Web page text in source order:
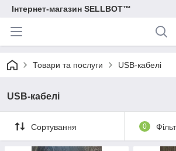
Інтернет-магазин SELLBOT™
Товари та послуги USB-кабелі
USB-кабелі
Сортування 0